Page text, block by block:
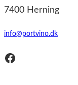
7400 Herning
info@portvino.dk
Facebook